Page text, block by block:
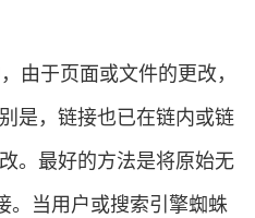
由于页面或文件的更改，
是，链接也已在链内或链
。最好的方法是将原始无
。当用户或搜索引擎蜘蛛